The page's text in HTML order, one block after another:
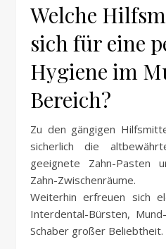
Welche
sich für eine
Hygiene im
Bereich?
Zu den gängigen
sicherlich die
geeignete Zahn-Pasten
Zahn-Zwischenräume.
Weiterhin erfreuen sich
Interdental-Bürsten,
Schaber großer Beliebtheit.